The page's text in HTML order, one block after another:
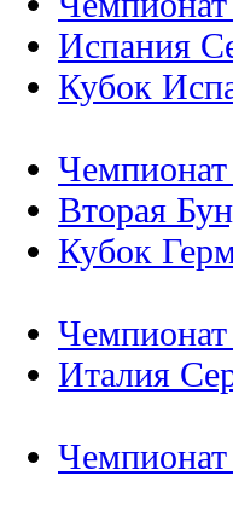
Испания
Кубок
Вторая
Кубок
Италия